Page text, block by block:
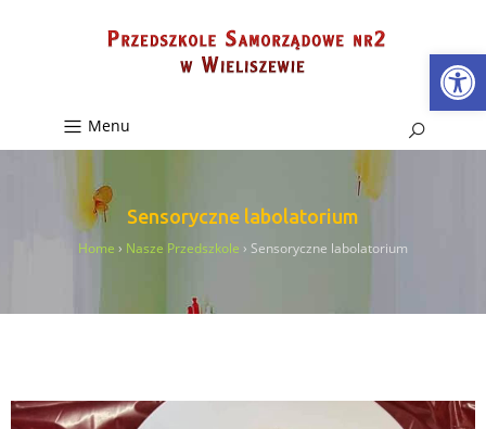
Menu
Sensoryczne labolatorium
Home › Nasze Przedszkole › Sensoryczne labolatorium